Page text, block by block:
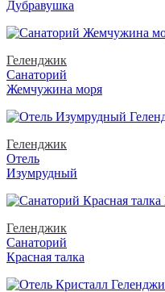
Дубравушка
Геленджик
Санаторий
Жемчужина моря
Геленджик
Отель
Изумрудный
Геленджик
Санаторий
Красная талка